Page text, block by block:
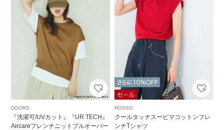
DOORS
『洗濯可/UVカット』『UR TECH』
Aircareフレンチニットプルオーバー
ROSSO
クールタッチスーピマコットンフレ
ンチTシャツ